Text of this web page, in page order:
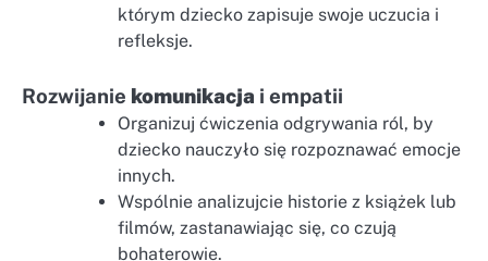
którym dziecko zapisuje swoje uczucia i
refleksje.
Rozwijanie komunikacja i empatii
Organizuj ćwiczenia odgrywania ról, by
dziecko nauczyło się rozpoznawać emocje
innych.
Wspólnie analizujcie historie z książek lub
filmów, zastanawiając się, co czują
bohaterowie.